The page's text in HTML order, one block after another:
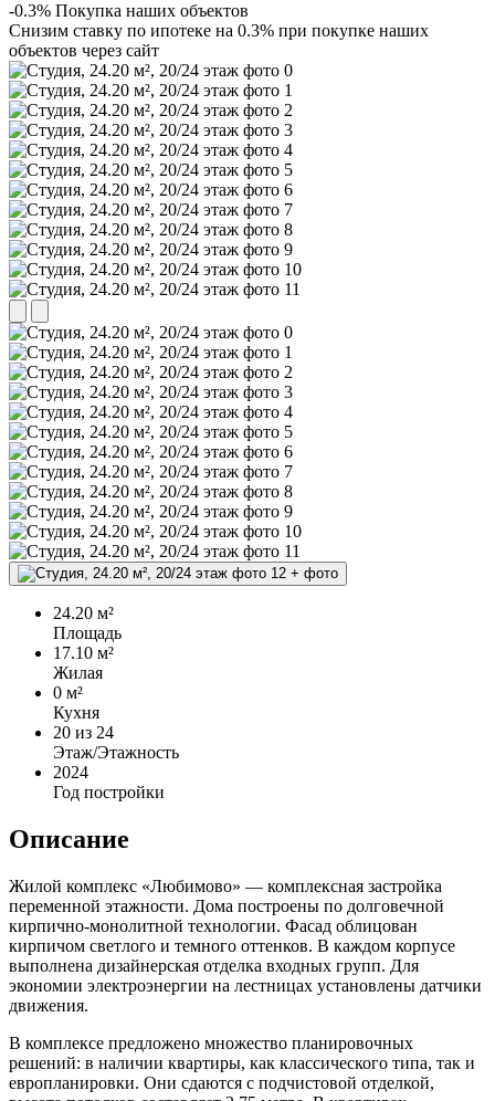
-0.3% Покупка наших объектов
Снизим ставку по ипотеке на 0.3% при покупке наших
объектов через сайт
+ фото
24.20 м²
Площадь
17.10 м²
Жилая
0 м²
Кухня
20 из 24
Этаж/Этажность
2024
Год постройки
Описание
Жилой комплекс «Любимово» — комплексная застройка
переменной этажности. Дома построены по долговечной
кирпично-монолитной технологии. Фасад облицован
кирпичом светлого и темного оттенков. В каждом корпусе
выполнена дизайнерская отделка входных групп. Для
экономии электроэнергии на лестницах установлены датчики
движения.
В комплексе предложено множество планировочных
решений: в наличии квартиры, как классического типа, так и
европланировки. Они сдаются с подчистовой отделкой,